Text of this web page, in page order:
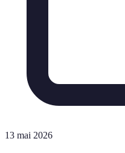
13 mai 2026